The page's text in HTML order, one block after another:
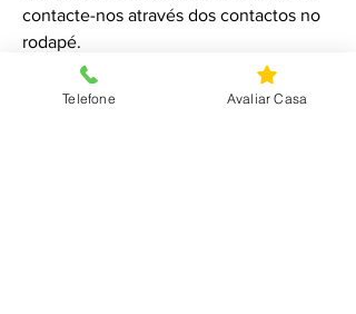
contacte-nos através dos contactos no
rodapé.
Telefone Avaliar Casa